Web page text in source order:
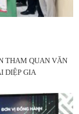
THAM QUAN VĂN
DIỆP GIA